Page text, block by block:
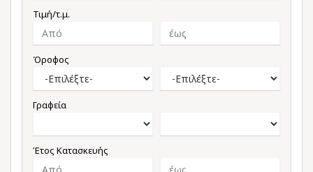
Τιμή/τ.μ.
Όροφος
Γραφεία
Έτος Κατασκευής